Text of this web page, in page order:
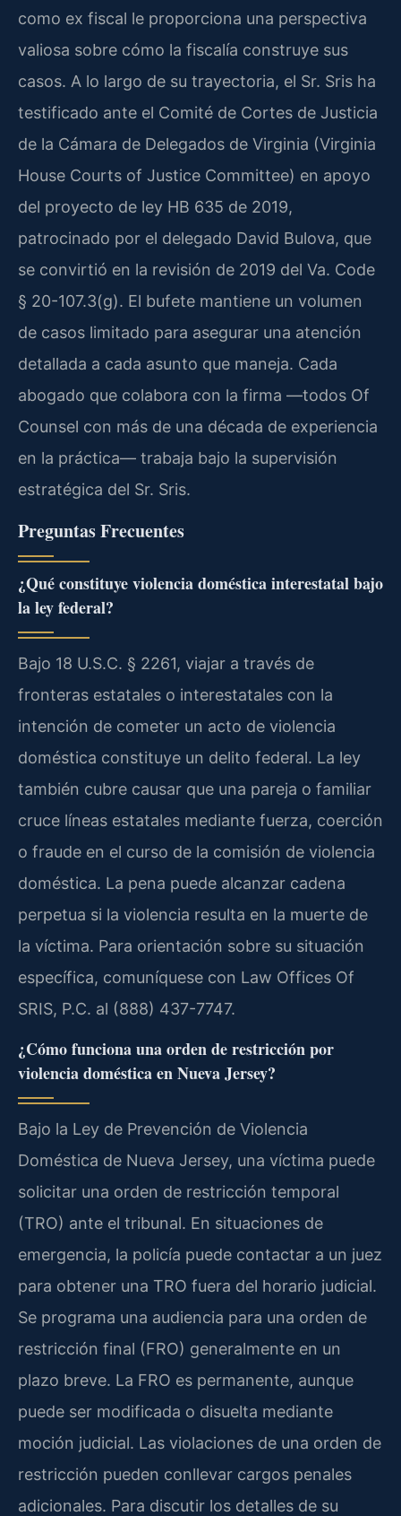
como ex fiscal le proporciona una perspectiva
valiosa sobre cómo la fiscalía construye sus
casos. A lo largo de su trayectoria, el Sr. Sris ha
testificado ante el Comité de Cortes de Justicia
de la Cámara de Delegados de Virginia (Virginia
House Courts of Justice Committee) en apoyo
del proyecto de ley HB 635 de 2019,
patrocinado por el delegado David Bulova, que
se convirtió en la revisión de 2019 del Va. Code
§ 20-107.3(g). El bufete mantiene un volumen
de casos limitado para asegurar una atención
detallada a cada asunto que maneja. Cada
abogado que colabora con la firma —todos Of
Counsel con más de una década de experiencia
en la práctica— trabaja bajo la supervisión
estratégica del Sr. Sris.
Preguntas Frecuentes
¿Qué constituye violencia doméstica interestatal bajo
la ley federal?
Bajo 18 U.S.C. § 2261, viajar a través de
fronteras estatales o interestatales con la
intención de cometer un acto de violencia
doméstica constituye un delito federal. La ley
también cubre causar que una pareja o familiar
cruce líneas estatales mediante fuerza, coerción
o fraude en el curso de la comisión de violencia
doméstica. La pena puede alcanzar cadena
perpetua si la violencia resulta en la muerte de
la víctima. Para orientación sobre su situación
específica, comuníquese con Law Offices Of
SRIS, P.C. al (888) 437-7747.
¿Cómo funciona una orden de restricción por
violencia doméstica en Nueva Jersey?
Bajo la Ley de Prevención de Violencia
Doméstica de Nueva Jersey, una víctima puede
solicitar una orden de restricción temporal
(TRO) ante el tribunal. En situaciones de
emergencia, la policía puede contactar a un juez
para obtener una TRO fuera del horario judicial.
Se programa una audiencia para una orden de
restricción final (FRO) generalmente en un
plazo breve. La FRO es permanente, aunque
puede ser modificada o disuelta mediante
moción judicial. Las violaciones de una orden de
restricción pueden conllevar cargos penales
adicionales. Para discutir los detalles de su